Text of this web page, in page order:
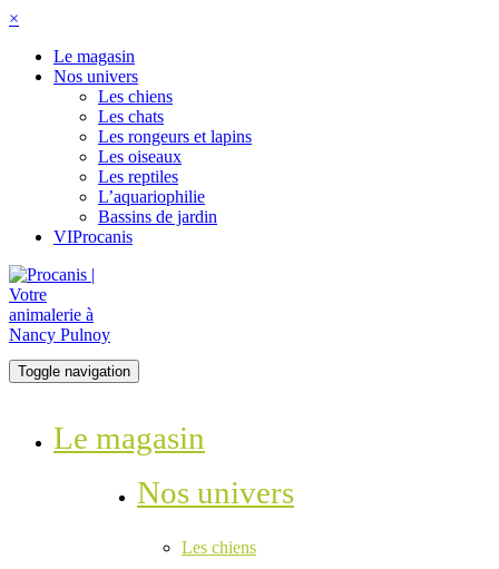
×
Le magasin
Nos univers
Les chiens
Les chats
Les rongeurs et lapins
Les oiseaux
Les reptiles
L’aquariophilie
Bassins de jardin
VIProcanis
Toggle navigation
Le magasin
Nos univers
Les chiens